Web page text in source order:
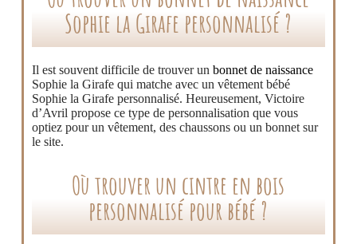
Sophie la Girafe personnalisé ?
Il est souvent difficile de trouver un bonnet de naissance
Sophie la Girafe qui matche avec un vêtement bébé
Sophie la Girafe personnalisé. Heureusement, Victoire
d’Avril propose ce type de personnalisation que vous
optiez pour un vêtement, des chaussons ou un bonnet sur
le site.
Où trouver un cintre en bois
personnalisé pour bébé ?